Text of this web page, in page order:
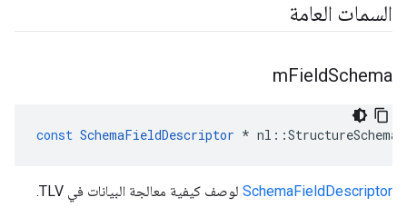
السمات العامة
mFieldSchema
const SchemaFieldDescriptor * nl ::
SchemaFieldDescriptor لوصف كيفية معالجة البيانات في TLV.